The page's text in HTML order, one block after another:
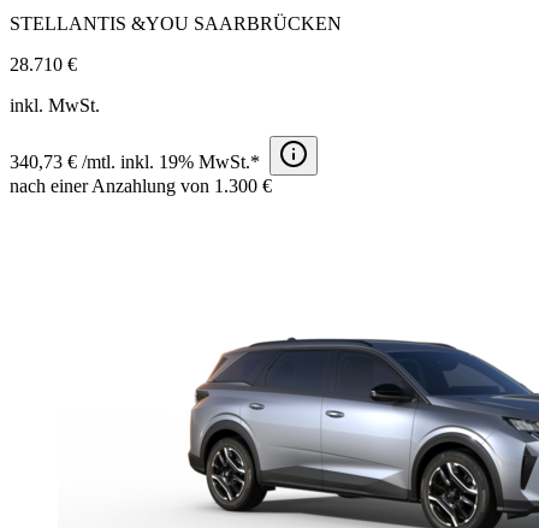
STELLANTIS &YOU SAARBRÜCKEN
28.710 €
inkl. MwSt.
340,73 € /mtl. inkl. 19% MwSt.*
nach einer Anzahlung von 1.300 €